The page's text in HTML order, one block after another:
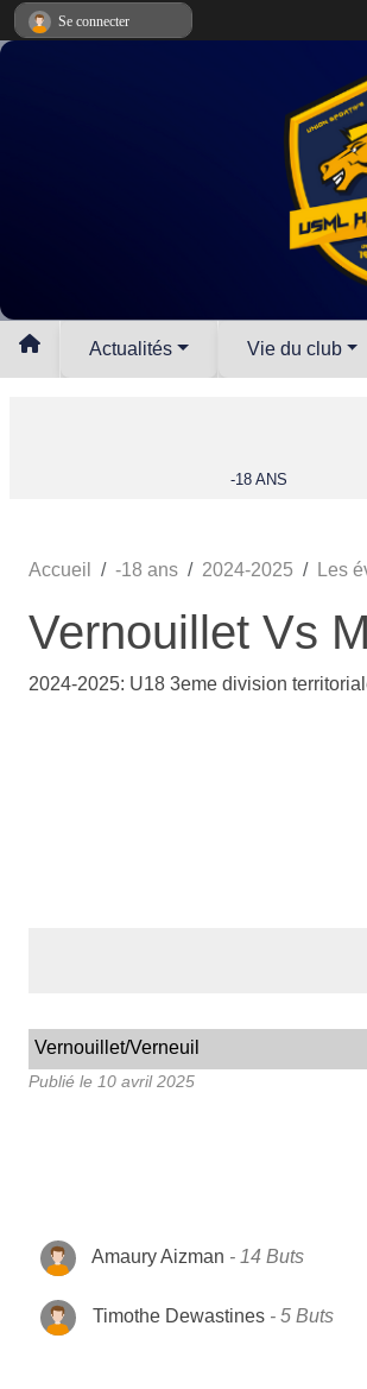
Actualités Vie du club
-18 ANS
Accueil -18 ans 2024-2025 Les
Vernouillet Vs
2024-2025: U18 3eme division
Vernouillet/Verneuil
Publié le 10 avril 2025
Amaury Aizman 14 Buts
Timothe Dewastines 5 Buts
Se connecter
Panneau de gestion des cookies